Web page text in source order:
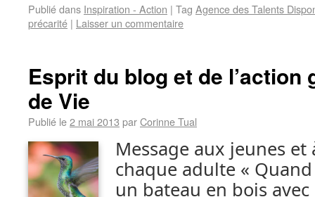
Publié dans Inspiration - Action | Tag Agence des Talents
précarité | Laisser un commentaire
Esprit du blog et de l’action
de Vie
Publié le2 mai 2013 parCorinne Tual
Message aux jeunes et
chaque adulte «
un bateau en bois avec